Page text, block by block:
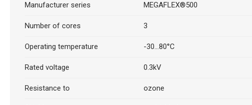
Manufacturer series MEGAFLEX®500
Number of cores 3
Operating temperature -30...80°C
Rated voltage 0.3kV
Resistance to ozone